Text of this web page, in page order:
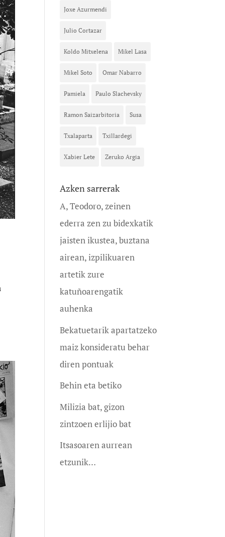
Joxe Azurmendi
Julio Cortazar
Koldo Mitxelena Mikel Lasa
Mikel Soto Omar Nabarro
Pamiela Paulo Slachevsky
Ramon Saizarbitoria Susa
Txalaparta Txillardegi
Xabier Lete Zeruko Argia
Azken sarrerak
A, Teodoro, zeinen
ederra zen zu bidexkatik
jaisten ikustea, buztana
airean, izpilikuaren
artetik zure
katuñoarengatik
auhenka
Bekatuetarik apartatzeko
maiz konsideratu behar
diren pontuak
Behin eta betiko
Milizia bat, gizon
zintzoen erlijio bat
Itsasoaren aurrean
etzunik…